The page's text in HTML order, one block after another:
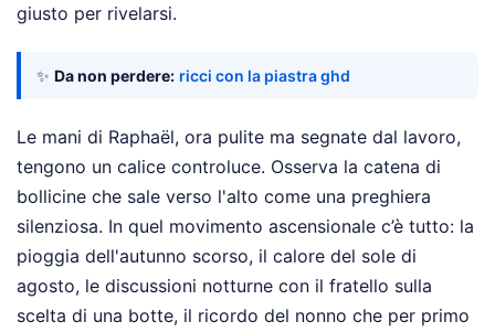
giusto per rivelarsi.
✨ Da non perdere: ricci con la piastra ghd
Le mani di Raphaël, ora pulite ma segnate dal lavoro,
tengono un calice controluce. Osserva la catena di
bollicine che sale verso l'alto come una preghiera
silenziosa. In quel movimento ascensionale c’è tutto: la
pioggia dell'autunno scorso, il calore del sole di
agosto, le discussioni notturne con il fratello sulla
scelta di una botte, il ricordo del nonno che per primo